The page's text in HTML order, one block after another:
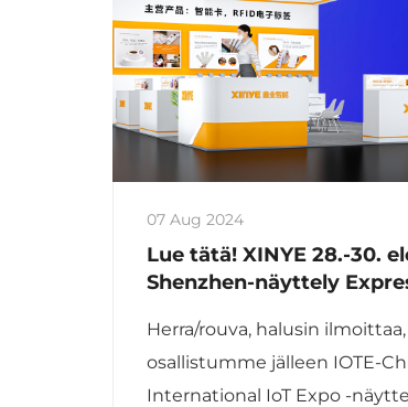
07 Aug 2024
Lue tätä! XINYE 28.-30.
Shenzhen-näyttely
Herra/rouva, halusin
osallistumme jälleen IOTE-
International IoT Expo -